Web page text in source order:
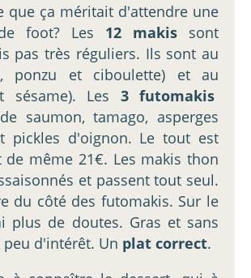
que ça méritait d'attendre une
foot? Les 12 makis sont
pas très réguliers. Ils sont au
ponzu et ciboulette) et au
sésame). Les 3 futomakis
saumon, tamago, asperges
pickles d'oignon. Le tout est
même 21€. Les makis thon
et passent tout seul.
du côté des futomakis. Sur le
plus de doutes. Gras et sans
peu d'intérêt. Un plat correct.